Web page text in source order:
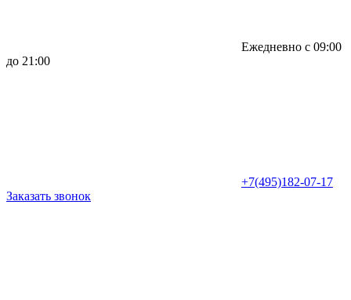
Ежедневно с 09:00
до 21:00
+7(495)182-07-17
Заказать звонок